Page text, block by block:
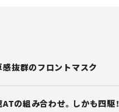
抜群のフロントマスク
の組み合わせ。しかも四駆！